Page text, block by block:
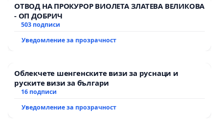
ОТВОД НА ПРОКУРОР ВИОЛЕТА ЗЛАТЕВА ВЕЛИКОВА
- ОП ДОБРИЧ
503 подписи
Уведомление за прозрачност
Облекчете шенгенските визи за руснаци и
руските визи за българи
16 подписи
Уведомление за прозрачност